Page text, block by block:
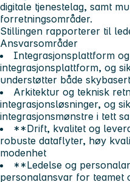
digitale tjenestelag, samt
forretningsområder.
Stillingen rapporterer til
Ansvarsområder
Integrasjonsplattform
integrasjonsplattform, og
understøtter både
Arkitektur og teknisk
integrasjonsløsninger, og
integrasjonsmønstre i tett
**Drift, kvalitet og
robuste dataflyter, høy
modenhet
**Ledelse og
personalansvar for teamet